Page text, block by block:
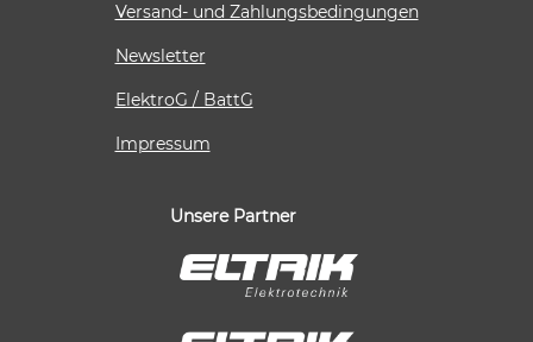
Versand- und Zahlungsbedingungen
Newsletter
ElektroG / BattG
Impressum
Unsere Partner